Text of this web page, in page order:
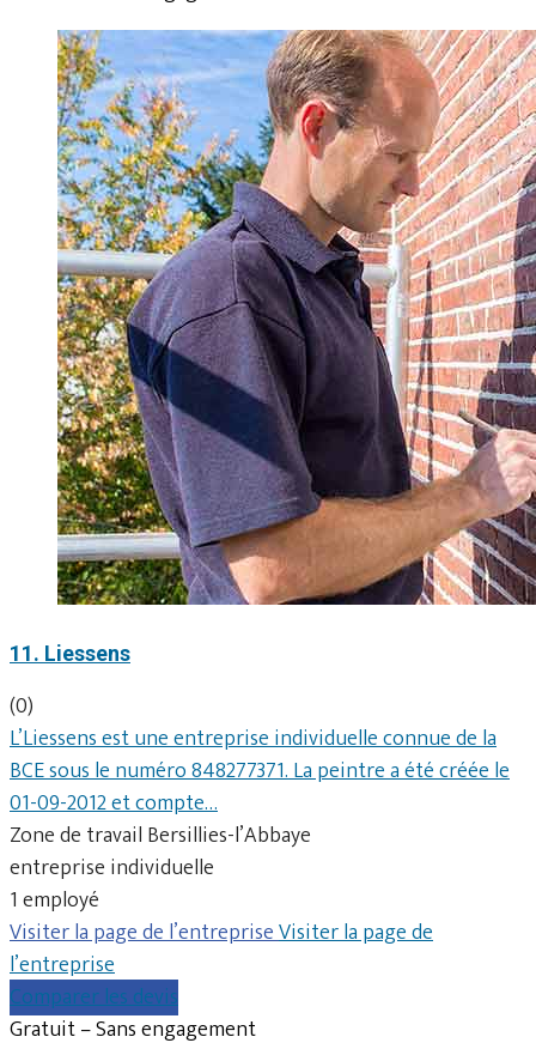
11. Liessens
(0)
L’Liessens est une entreprise individuelle connue de la
BCE sous le numéro 848277371. La peintre a été créée le
01-09-2012 et compte…
Zone de travail Bersillies-l’Abbaye
entreprise individuelle
1 employé
Visiter la page de l’entrepriseVisiter la page de
l’entreprise
Comparer les devis
Gratuit – Sans engagement